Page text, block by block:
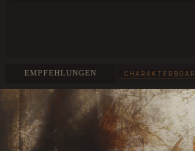
EMPFEHLUNGEN